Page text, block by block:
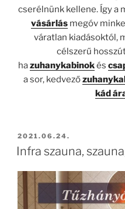
cserélnünk kellene. Így a
vásárlás megóv
váratlan kiadásoktól,
célszerű
hazuhanykabinokés
a sor, kedvező
kád
BEKÜLDVE:
2021.06.24.
Infra szauna,